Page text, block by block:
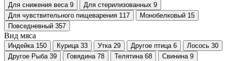
Для снижения веса 9 Для стерилизованных 9
Для чувствительного пищеварения 117 Монобелковый 15
Повседневный 357
Вид мяса
Индейка 150 Курица 33 Утка 29 Другое птица 6 Лосось 30
Другое Рыба 39 Говядина 78 Телятина 68 Свинина 9